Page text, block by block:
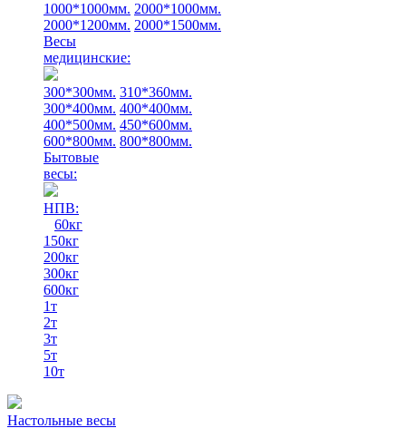
1000*1000мм. 2000*1000мм.
2000*1200мм. 2000*1500мм.
Весы
медицинские:
300*300мм. 310*360мм.
300*400мм. 400*400мм.
400*500мм. 450*600мм.
600*800мм. 800*800мм.
Бытовые
весы:
НПВ:
60кг
150кг
200кг
300кг
600кг
1т
2т
3т
5т
10т
Настольные весы